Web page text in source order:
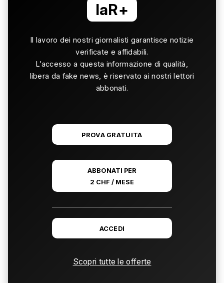
laR+
Il lavoro dei nostri giornalisti garantisce notizie
verificate e affidabili.
L’accesso a questa informazione di qualità,
libera da fake news, è riservato ai nostri lettori
abbonati.
PROVA GRATUITA
ABBONATI PER
2 CHF / MESE
ACCEDI
Scopri tutte le offerte